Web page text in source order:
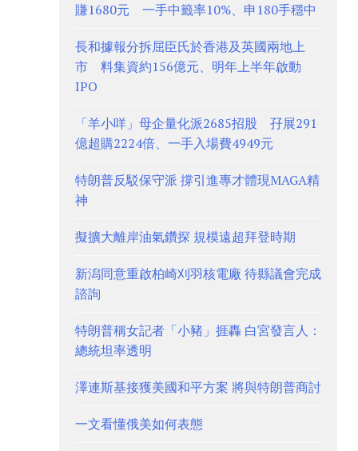
賺1680元 一手中籤率10%、申180手穩中
長和據報分拆屈臣氏於香港及英國兩地上
市 料集資約156億元、明年上半年啟動
IPO
「羊小咩」母企量化派2685招股 孖展291
億超購2224倍、一手入場費4949元
特朗普反駁保守派 撐引進專才體現MAGA精
神
擬擴大離岸油氣鑽探 規模遠超拜登時期
新潟同意重啟柏崎刈羽核電廠 待縣議會完成
諮詢
特朗普稱女記者「小豬」捱轟 白宮發言人：
總統坦率透明
澤連斯基接獲美國和平方案 將與特朗普商討
一文看懂俄美如何表態